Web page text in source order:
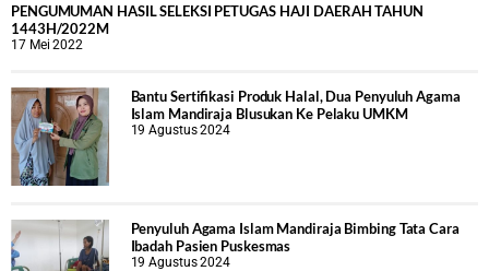
PENGUMUMAN HASIL SELEKSI PETUGAS HAJI DAERAH TAHUN
1443H/2022M
17 Mei 2022
Bantu Sertifikasi Produk Halal, Dua Penyuluh Agama
Islam Mandiraja Blusukan Ke Pelaku UMKM
19 Agustus 2024
Penyuluh Agama Islam Mandiraja Bimbing Tata Cara
Ibadah Pasien Puskesmas
19 Agustus 2024